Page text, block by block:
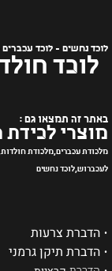
לוכד נחשים - לוכד
לוכד
באתר זה תמצאו גם :
מוצרי
מלכודת עכברים,מלכודת
לעכברוש,לוכד נחשים
• הדברת צרעות
• הדברת תיקן גרמני